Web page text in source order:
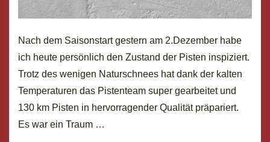
Nach dem Saisonstart gestern am 2.Dezember habe
ich heute persönlich den Zustand der Pisten inspiziert.
Trotz des wenigen Naturschnees hat dank der kalten
Temperaturen das Pistenteam super gearbeitet und
130 km Pisten in hervorragender Qualität präpariert.
Es war ein Traum …